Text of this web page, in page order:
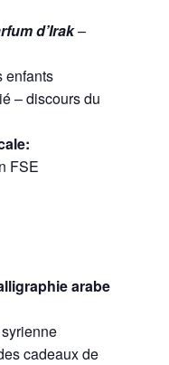
d’Irak–
– discours du
FSE
arabe
cadeaux de